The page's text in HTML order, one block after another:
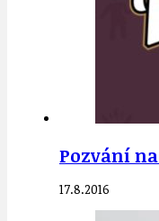
Pozvání na
17.8.2016